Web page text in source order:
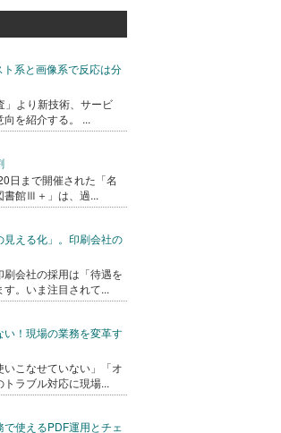
系と画像系で反応は分
」より新技術、サービ
を紹介する。 ...
日まで開催された「名
館Ⅲ＋」は、過...
える化」。印刷会社の
刷会社の採用は「待遇を
す。いま注目されて...
い！現場の業務を変革す
いこなせていない」「オ
ラブル対応に現場...
使えるPDF運用とチェ